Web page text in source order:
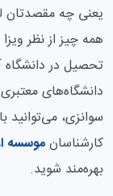
یعنی چه مقصدتان
همه چیز از نظر
تحصیل در دانشگاه
دانشگاه‌های
سوانزی، می‌توانید
کارشناسانموسسه
بهره‌مند شوید.